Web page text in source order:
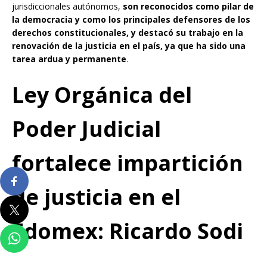
jurisdiccionales autónomos, son reconocidos como pilar de
la democracia y como los principales defensores de los
derechos constitucionales, y destacó su trabajo en la
renovación de la justicia en el país, ya que ha sido una
tarea ardua y permanente.
Ley Orgánica del
Poder Judicial
fortalece impartición
de justicia en el
Edomex: Ricardo Sodi